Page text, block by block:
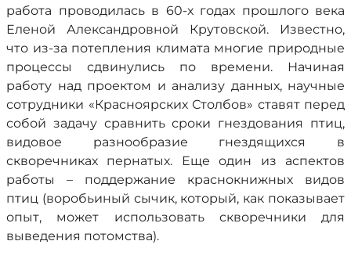
работа проводилась в 60-х годах прошлого века
Еленой Александровной Крутовской. Известно,
что из-за потепления климата многие природные
процессы сдвинулись по времени. Начиная
работу над проектом и анализу данных, научные
сотрудники «Красноярских Столбов» ставят перед
собой задачу сравнить сроки гнездования птиц,
видовое разнообразие гнездящихся в
скворечниках пернатых. Еще один из аспектов
работы – поддержание краснокнижных видов
птиц (воробьиный сычик, который, как показывает
опыт, может использовать скворечники для
выведения потомства).